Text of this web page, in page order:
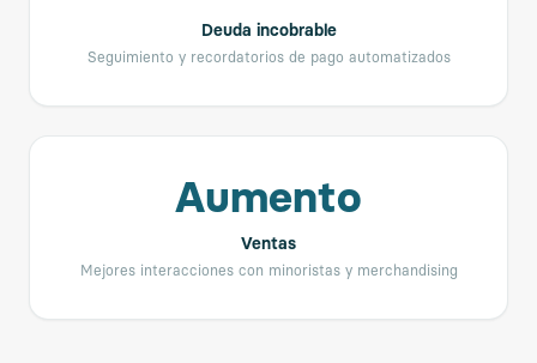
Deuda incobrable
Seguimiento y recordatorios de pago automatizados
Aumento
Ventas
Mejores interacciones con minoristas y merchandising